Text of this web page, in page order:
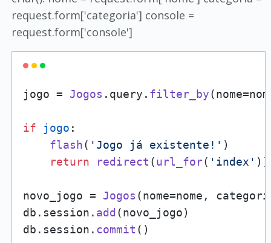
request.form['categoria'] console =
request.form['console']
jogo = Jogos . query . filter_by
if jogo :
flash( 'Jogo já existente!' )
return
redirect (url_for( 'index' ))
novo_jogo = Jogos (nome=nome,
db. session . add (novo_jogo)
db. session . commit ()